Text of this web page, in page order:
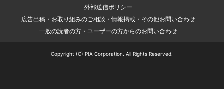
外部送信ポリシー
広告出稿・お取り組みのご相談・情報掲載・その他お問い合わせ
一般の読者の方・ユーザーの方からのお問い合わせ
Copyright (C) PIA Corporation. All Rights Reserved.